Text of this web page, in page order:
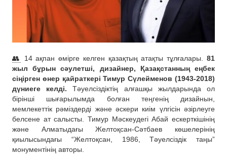
👥 14 ақпан өмірге келген қазақтың атақты тұлғалары.81
жыл бұрын сәулетші, дизайнер, Қазақстанның еңбек
сіңірген өнер қайраткері Тимур Сүлейменов (1943-2018)
дүниеге келді. Тәуелсіздіктің алғашқы жылдарында ол
бірінші шығарылымда болған теңгенің дизайнын,
мемлекеттік рәміздерді және әскери киім үлгісін әзірлеуге
белсене ат салысты. Тимур Мәскеудегі Абай ескерткішінің
және Алматыдағы Желтоқсан-Сәтбаев көшелерінің
қиылысындағы “Желтоқсан, 1986, Тәуелсіздік таңы”
монументінің авторы.